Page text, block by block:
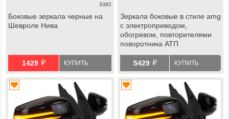
3382
Боковые зеркала черные на
Шевроле Нива
1429 й КУПИТЬ
Зеркала боковые в стиле amg
с электроприводом,
обогревом, повторителями
поворотника АТП
Тревел
5429 й КУПИТЬ